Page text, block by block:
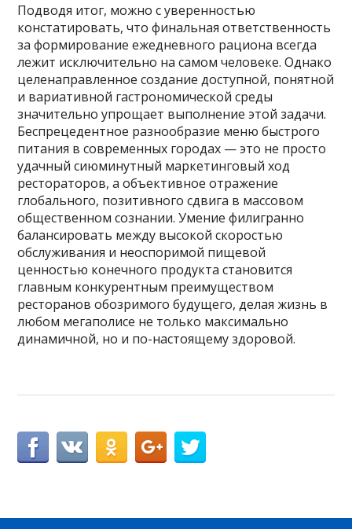
Подводя итог, можно с уверенностью
констатировать, что финальная ответственность
за формирование ежедневного рациона всегда
лежит исключительно на самом человеке. Однако
целенаправленное создание доступной, понятной
и вариативной гастрономической среды
значительно упрощает выполнение этой задачи.
Беспрецедентное разнообразие меню быстрого
питания в современных городах — это не просто
удачный сиюминутный маркетинговый ход
рестораторов, а объективное отражение
глобального, позитивного сдвига в массовом
общественном сознании. Умение филигранно
балансировать между высокой скоростью
обслуживания и неоспоримой пищевой
ценностью конечного продукта становится
главным конкурентным преимуществом
ресторанов обозримого будущего, делая жизнь в
любом мегаполисе не только максимально
динамичной, но и по-настоящему здоровой.